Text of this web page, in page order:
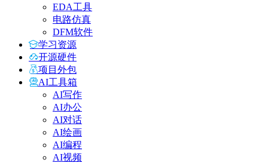
EDA工具
电路仿真
DFM软件
学习资源
开源硬件
项目外包
AI工具箱
AI写作
AI办公
AI对话
AI绘画
AI编程
AI视频